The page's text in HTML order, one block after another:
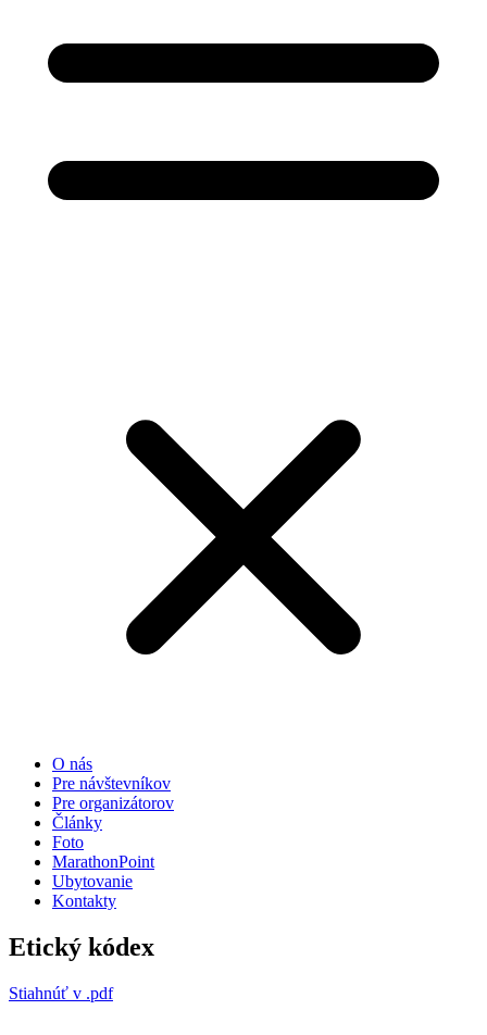
O nás
Pre návštevníkov
Pre organizátorov
Články
Foto
MarathonPoint
Ubytovanie
Kontakty
Etický kódex
Stiahnúť v .pdf